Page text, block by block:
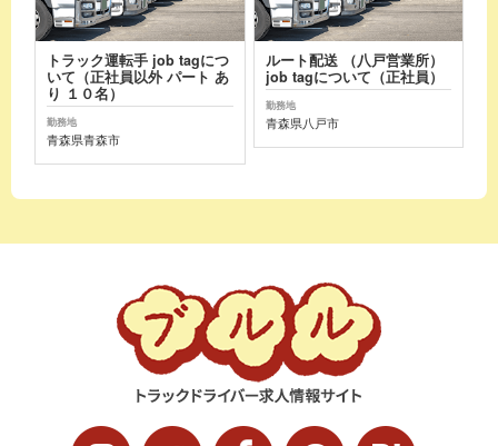
トラック運転手 job tagにつ
いて（正社員以外 パート あ
り １０名）
勤務地
青森県青森市
ルート配送 （八戸営業所）
job tagについて（正社員）
勤務地
青森県八戸市